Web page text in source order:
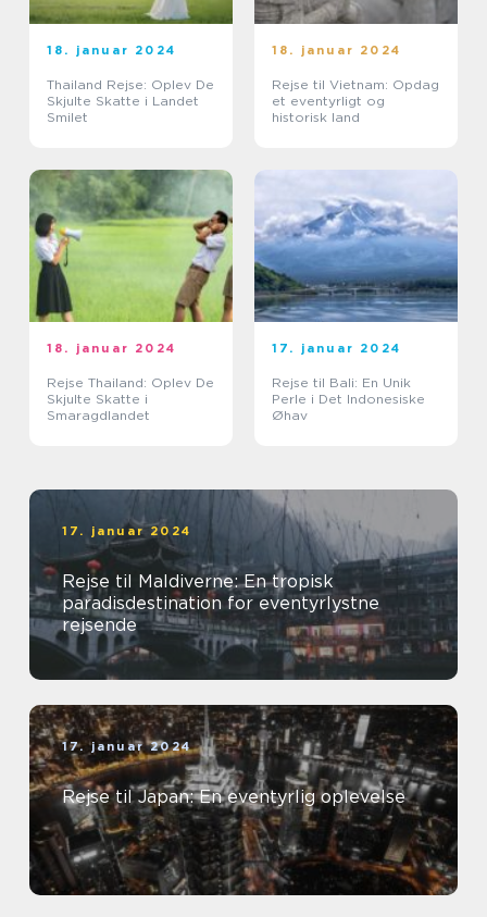
18. januar 2024
Thailand Rejse: Oplev De
Skjulte Skatte i Landet
Smilet
18. januar 2024
Rejse til Vietnam: Opdag
et eventyrligt og
historisk land
18. januar 2024
Rejse Thailand: Oplev De
Skjulte Skatte i
Smaragdlandet
17. januar 2024
Rejse til Bali: En Unik
Perle i Det Indonesiske
Øhav
17. januar 2024
Rejse til Maldiverne: En tropisk
paradisdestination for eventyrlystne
rejsende
17. januar 2024
Rejse til Japan: En eventyrlig oplevelse